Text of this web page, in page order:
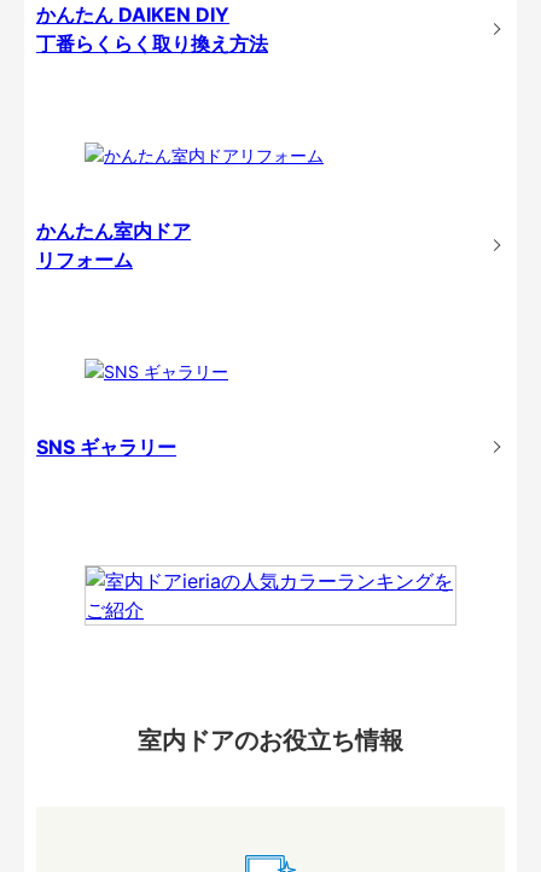
かんたん DAIKEN DIY
丁番らくらく取り換え方法
かんたん室内ドア
リフォーム
SNS ギャラリー
室内ドアのお役立ち情報